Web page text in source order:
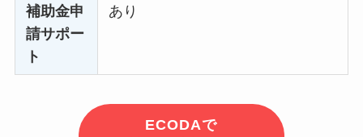
補助金申
請サポー
ト
あり
ECODAで